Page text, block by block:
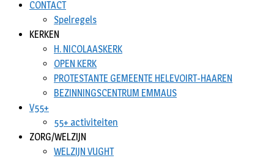
CONTACT
Spelregels
KERKEN
H. NICOLAASKERK
OPEN KERK
PROTESTANTE GEMEENTE HELEVOIRT-HAAREN
BEZINNINGSCENTRUM EMMAUS
V55+
55+ activiteiten
ZORG/WELZIJN
WELZIJN VUGHT